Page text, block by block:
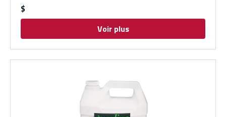
$
Voir plus